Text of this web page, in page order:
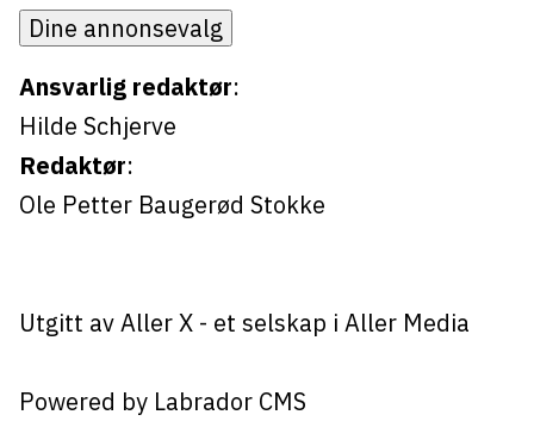
Dine annonsevalg
Ansvarlig redaktør:
Hilde Schjerve
Redaktør:
Ole Petter Baugerød Stokke
Utgitt av Aller X- et selskap i Aller Media
Powered by Labrador CMS